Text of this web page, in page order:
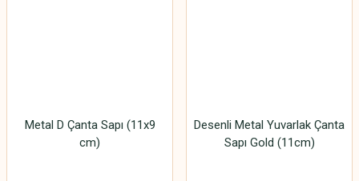
Metal D Çanta Sapı (11x9
cm)
Desenli Metal Yuvarlak Çanta
Sapı Gold (11cm)